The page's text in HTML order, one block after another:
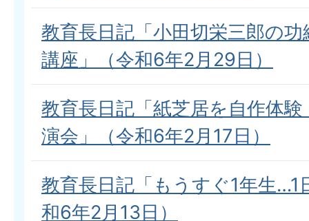
教育長日記「小田切栄三郎の
講座」（令和6年2月29日）
教育長日記「紙芝居を自作体
演会」（令和6年2月17日）
教育長日記「もうすぐ1年生…1
和6年2月13日）